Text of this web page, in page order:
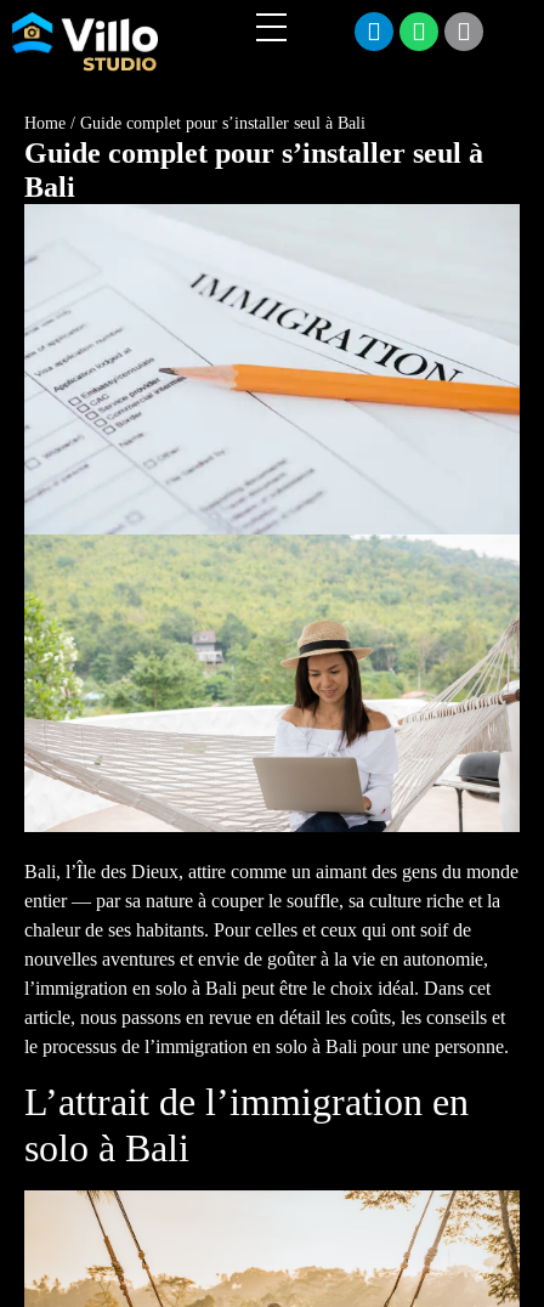
Home / Guide complet pour s’installer seul à Bali
Guide complet pour s’installer seul à
Bali
Bali, l’Île des Dieux, attire comme un aimant des gens du monde
entier — par sa nature à couper le souffle, sa culture riche et la
chaleur de ses habitants. Pour celles et ceux qui ont soif de
nouvelles aventures et envie de goûter à la vie en autonomie,
l’immigration en solo à Bali peut être le choix idéal. Dans cet
article, nous passons en revue en détail les coûts, les conseils et
le processus de l’immigration en solo à Bali pour une personne.
L’attrait de l’immigration en
solo à Bali